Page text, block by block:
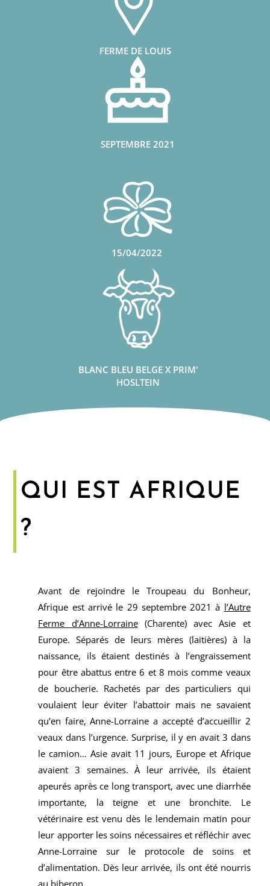
FERME DE LOUIS
SEPTEMBRE 2021
15/04/2022
BLANC BLEU BELGE X PRIM'
HOSLTEIN
QUI EST AFRIQUE
?
Avant de rejoindre le Troupeau du Bonheur,
Afrique est arrivé le 29 septembre 2021 à l’Autre
Ferme d’Anne-Lorraine(Charente) avec Asie et
Europe. Séparés de leurs mères (laitières) à la
naissance, ils étaient destinés à l’engraissement
pour être abattus entre 6 et 8 mois comme veaux
de boucherie. Rachetés par des particuliers qui
voulaient leur éviter l’abattoir mais ne savaient
qu’en faire, Anne-Lorraine a accepté d’accueillir 2
veaux dans l’urgence. Surprise, il y en avait 3 dans
le camion… Asie avait 11 jours, Europe et Afrique
avaient 3 semaines. À leur arrivée, ils étaient
apeurés après ce long transport, avec une diarrhée
importante, la teigne et une bronchite. Le
vétérinaire est venu dès le lendemain matin pour
leur apporter les soins nécessaires et réfléchir avec
Anne-Lorraine sur le protocole de soins et
d’alimentation. Dès leur arrivée, ils ont été nourris
au biberon.